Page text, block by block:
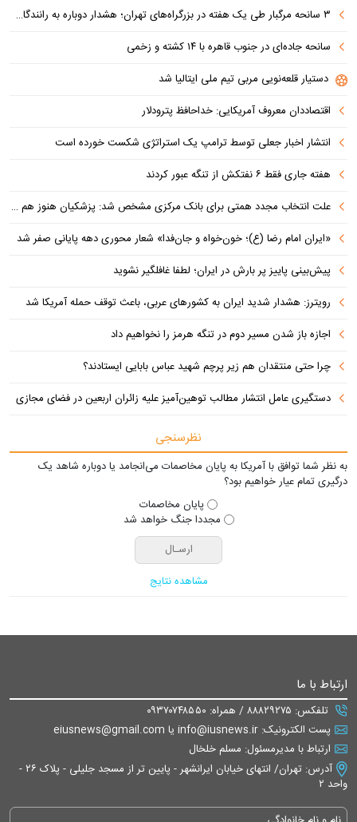
۳ سانحه مرگبار طی یک هفته در بزرگراه‌های تهران؛ هشدار دوباره به رانندگان و عابران
سانحه جاده‌ای در جنوب قاهره با ۱۴ کشته و زخمی
دستیار قلعه‌نویی مربی تیم ملی ایتالیا شد
اقتصاددان معروف آمریکایی: خداحافظ پترودلار
انتشار اخبار جعلی توسط ترامپ یک استراتژی شکست خورده است
هفته جاری فقط ۶ نفتکش از تنگه عبور کردند
علت انتخاب مجدد همتی برای بانک مرکزی مشخص شد: پزشکیان هنوز هم متوجه نشده است چرا همتی استیضاح شد!
«ایران امام رضا (ع)؛ خون‌خواه و جان‌فدا» شعار محوری دهه پایانی صفر شد
پیش‌بینی پاییز پر بارش در ایران؛ لطفا غافلگیر نشوید
رویترز: هشدار شدید ایران به کشورهای عربی، باعث توقف حمله آمریکا شد
اجازه باز شدن مسیر دوم در تنگه هرمز را نخواهیم داد
چرا حتی منتقدان هم زیر پرچم شهید عباس بابایی ایستادند؟
دستگیری عامل انتشار مطالب توهین‌آمیز علیه زائران اربعین در فضای مجازی
نظرسنجی
به نظر شما توافق با آمریکا به پایان مخاصمات می‌انجامد یا دوباره شاهد یک
درگیری تمام عیار خواهیم بود؟
پایان مخاصمات
مجددا جنگ خواهد شد
مشاهده نتایج
ارتباط با ما
تلفکس: ۸۸۸۲۹۲۷۵ / همراه: ۰۹۳۷۰۷۴۸۵۵۰
پست الکترونیک: info@iusnews.ir یا eiusnews@gmail.com
ارتباط با مدیرمسئول: مسلم خلخال
آدرس: تهران/ انتهای خیابان ایرانشهر - پایین تر از مسجد جلیلی - پلاک ۲۶ -
واحد ۲